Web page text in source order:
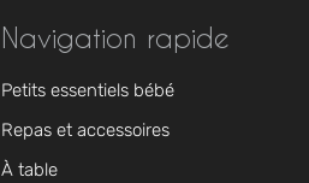
Navigation rapide
Petits essentiels bébé
Repas et accessoires
À table